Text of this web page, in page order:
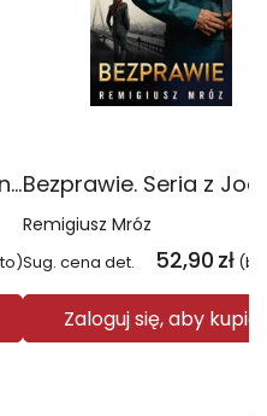
Bezprawie. Seria z Joanną Chyłką. Tom 20 wyd. specjalne
Remigiusz Mróz
Sug. cena det. 52,90 zł
Zaloguj się, aby kupić